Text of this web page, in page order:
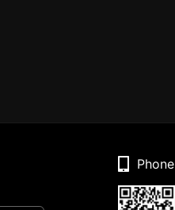
Phone